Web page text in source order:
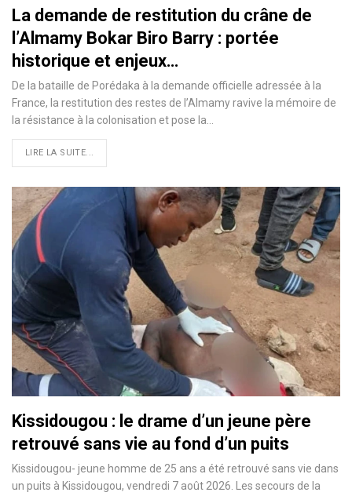
La demande de restitution du crâne de
l’Almamy Bokar Biro Barry : portée
historique et enjeux…
De la bataille de Porédaka à la demande officielle adressée à la
France, la restitution des restes de l’Almamy ravive la mémoire de
la résistance à la colonisation et pose la…
LIRE LA SUITE...
Kissidougou : le drame d’un jeune père
retrouvé sans vie au fond d’un puits
Kissidougou- jeune homme de 25 ans a été retrouvé sans vie dans
un puits à Kissidougou, vendredi 7 août 2026. Les secours de la